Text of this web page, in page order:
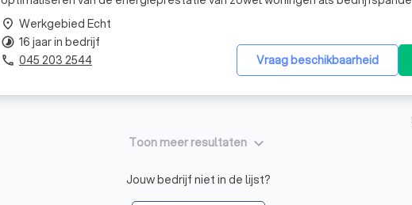
deze sector stelt mij in staat complexe vraagstukken helder te vertalen naar
oplossi
Vraag beschikbaarheid
place Werkgebied Echt
timelapse 16 jaar in bedrijf
phone 045 203 2544
Toon meer resultaten keyboard_arrow_down
Jouw bedrijf niet in de lijst?